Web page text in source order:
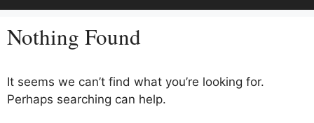
Nothing Found
It seems we can’t find what you’re looking for.
Perhaps searching can help.